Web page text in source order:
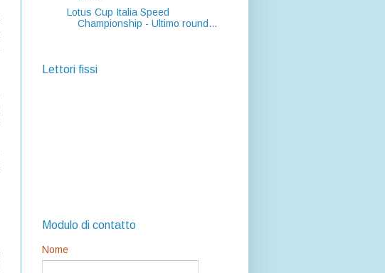
Lotus Cup Italia Speed
Championship - Ultimo round...
Lettori fissi
Modulo di contatto
Nome